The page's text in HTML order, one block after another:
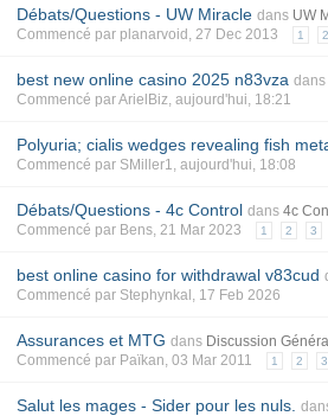
Débats/Questions - UW Miracle dans UW
Commencé par planarvoid , 27 Dec 2013 1 2
best new online casino 2025 n83vza dans
Commencé parArielBiz, aujourd'hui, 18:21
Polyuria; cialis wedges revealing fish
Commencé par SMiller1, aujourd'hui, 18:08
Débats/Questions - 4c Control dans 4c
Commencé par Bens, 21 Mar 2023 1 2 3
best online casino for withdrawal v83cud
Commencé par Stephynkal , 17 Feb 2026
Assurances et MTG dans Discussion
Commencé par Païkan, 03 Mar 2011 1 2 3
Salut les mages - Sider pour les nuls.